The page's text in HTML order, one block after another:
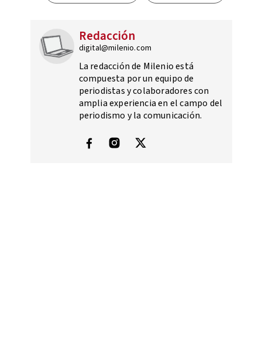
Redacción
digital@milenio.com
La redacción de Milenio está
compuesta por un equipo de
periodistas y colaboradores con
amplia experiencia en el campo del
periodismo y la comunicación.